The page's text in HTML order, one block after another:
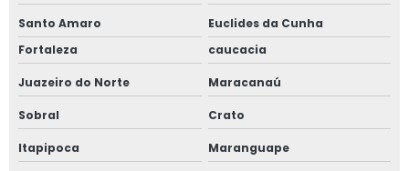
Santo Amaro
Euclides da Cunha
Fortaleza
caucacia
Juazeiro do Norte Maracanaú
Sobral Crato
Itapipoca Maranguape